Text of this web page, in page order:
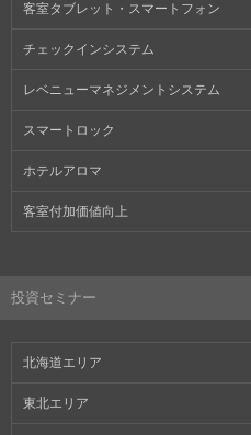
客室タブレット・スマートフォン
チェックインシステム
レベニューマネジメントシステム
スマートロック
ホテルアロマ
客室付加価値向上
投資セミナー
北海道エリア
東北エリア